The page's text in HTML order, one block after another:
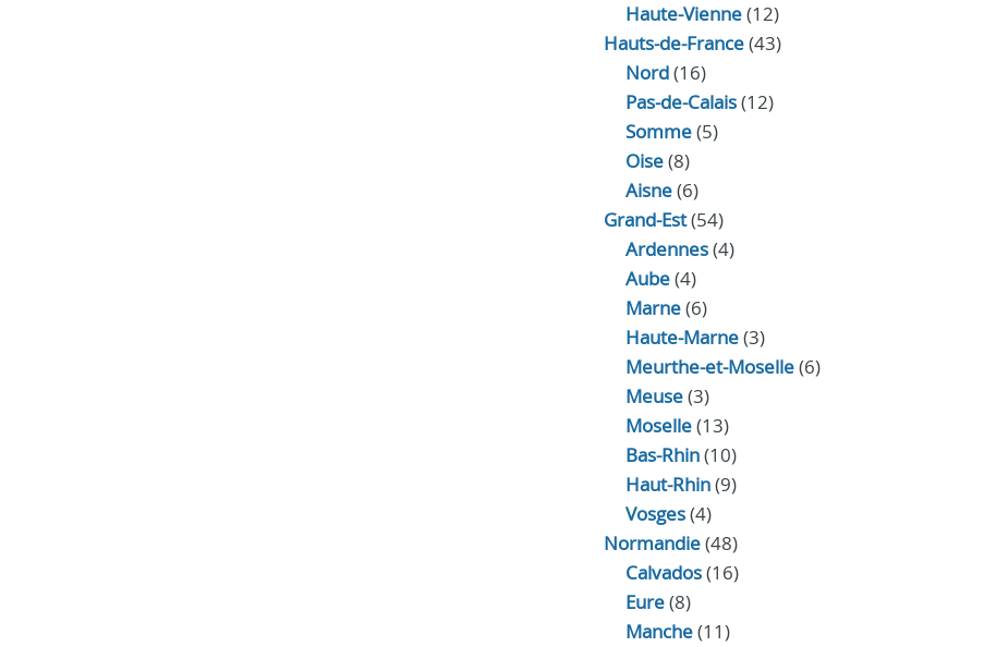
Haute-Vienne(12)
Hauts-de-France(43)
Nord(16)
Pas-de-Calais(12)
Somme(5)
Oise(8)
Aisne(6)
Grand-Est(54)
Ardennes(4)
Aube(4)
Marne(6)
Haute-Marne(3)
Meurthe-et-Moselle(6)
Meuse(3)
Moselle(13)
Bas-Rhin(10)
Haut-Rhin(9)
Vosges(4)
Normandie(48)
Calvados(16)
Eure(8)
Manche(11)